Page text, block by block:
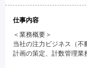
仕事内容
＜業務概要＞
当社の注力ビジネス（
計画の策定、計数管理業